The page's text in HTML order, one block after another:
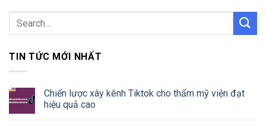
TIN TỨC MỚI NHẤT
Chiến lược xây kênh Tiktok cho thẩm mỹ viện đạt
hiệu quả cao